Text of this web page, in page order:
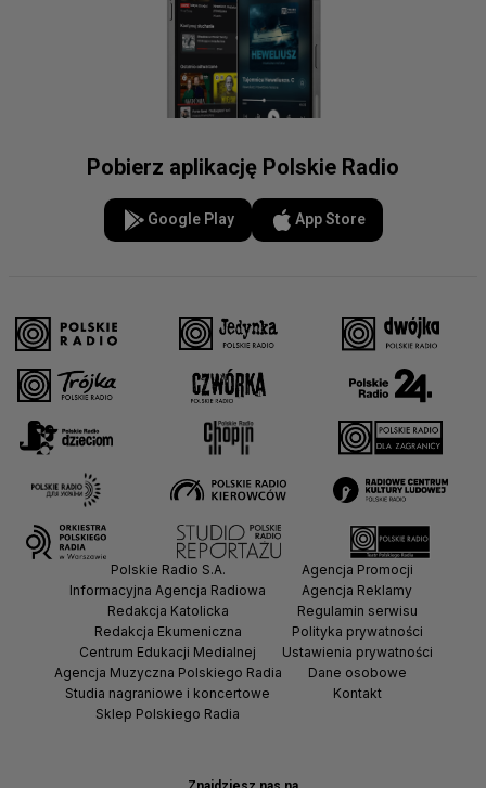
Pobierz aplikację Polskie Radio
Google Play App Store
Polskie Radio S.A.
Informacyjna Agencja Radiowa
Redakcja Katolicka
Redakcja Ekumeniczna
Centrum Edukacji Medialnej
Agencja Muzyczna Polskiego Radia
Studia nagraniowe i koncertowe
Sklep Polskiego Radia
Agencja Promocji
Agencja Reklamy
Regulamin serwisu
Polityka prywatności
Ustawienia prywatności
Dane osobowe
Kontakt